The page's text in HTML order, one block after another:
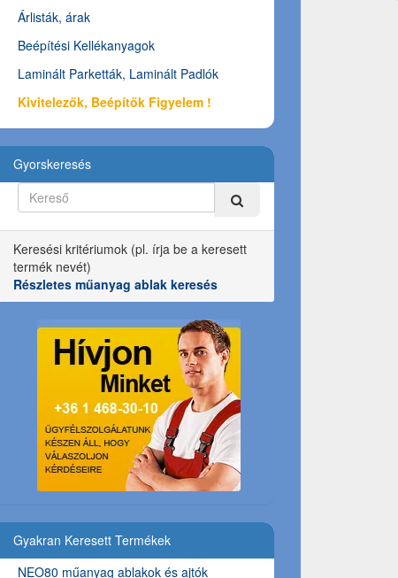
Árlisták, árak
Beépítési Kellékanyagok
Laminált Parketták, Laminált Padlók
Kivitelezők, Beépítők Figyelem !
Gyorskeresés
Keresési kritériumok (pl. írja be a keresett
termék nevét)
Részletes műanyag ablak keresés
Gyakran Keresett Termékek
NEO80 műanyag ablakok és ajtók